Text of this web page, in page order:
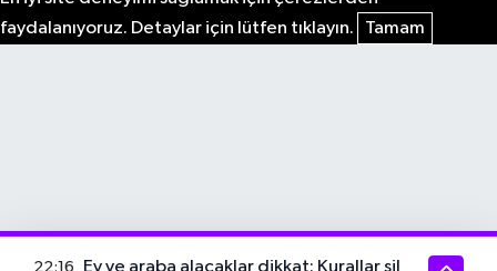
faydalanıyoruz. Detaylar için lütfen tıklayın.
Tamam
22:16 Ev ve araba alacaklar dikkat: Kurallar sil